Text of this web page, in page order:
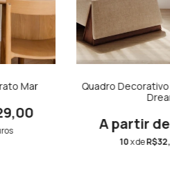
Mar
Quadro
10x de